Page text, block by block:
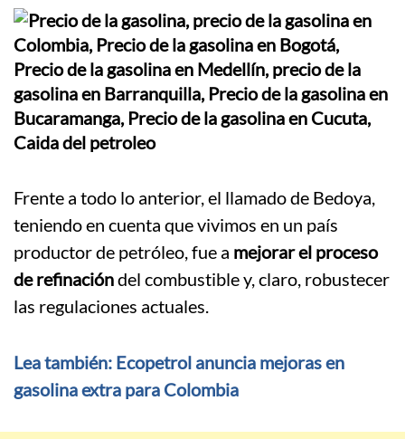
Frente a todo lo anterior, el llamado de Bedoya,
teniendo en cuenta que vivimos en un país
productor de petróleo, fue a mejorar el proceso
de refinacióndel combustible y, claro, robustecer
las regulaciones actuales.
Lea también: Ecopetrol anuncia mejoras en
gasolina extra para Colombia